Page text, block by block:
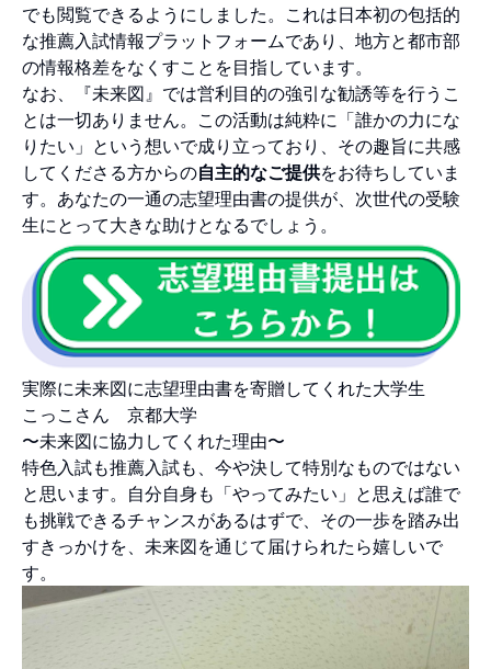
でも閲覧できるようにしました。これは日本初の包括的
な推薦入試情報プラットフォームであり、地方と都市部
の情報格差をなくすことを目指しています。
なお、『未来図』では営利目的の強引な勧誘等を行うこ
とは一切ありません。この活動は純粋に「誰かの力にな
りたい」という想いで成り立っており、その趣旨に共感
してくださる方からの自主的なご提供をお待ちしていま
す。あなたの一通の志望理由書の提供が、次世代の受験
生にとって大きな助けとなるでしょう。
実際に未来図に志望理由書を寄贈してくれた大学生
こっこさん 京都大学
〜未来図に協力してくれた理由〜
特色入試も推薦入試も、今や決して特別なものではない
と思います。自分自身も「やってみたい」と思えば誰で
も挑戦できるチャンスがあるはずで、その一歩を踏み出
すきっかけを、未来図を通じて届けられたら嬉しいで
す。